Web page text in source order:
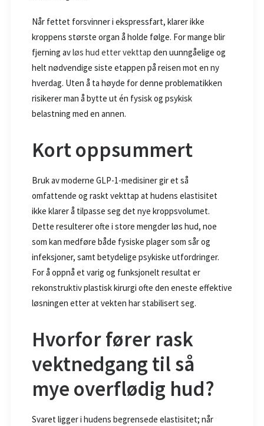
Når fettet forsvinner i ekspressfart, klarer ikke
kroppens største organ å holde følge. For mange blir
fjerning avløs hud etter vekttap den uunngåelige og
helt nødvendige siste etappen på reisen mot en ny
hverdag. Uten å ta høyde for denne problematikken
risikerer man å bytte ut én fysisk og psykisk
belastning med en annen.
Kort oppsummert
Bruk av moderne GLP-1-medisiner gir et så
omfattende og raskt vekttap at hudens elastisitet
ikke klarer å tilpasse seg det nye kroppsvolumet.
Dette resulterer ofte i store mengder løs hud, noe
som kan medføre både fysiske plager som sår og
infeksjoner, samt betydelige psykiske utfordringer.
For å oppnå et varig og funksjonelt resultat er
rekonstruktiv plastisk kirurgi ofte den eneste effektive
løsningen etter at vekten har stabilisert seg.
Hvorfor fører rask
vektnedgang til så
mye overflødig hud?
Svaret ligger i hudens begrensede elastisitet; når